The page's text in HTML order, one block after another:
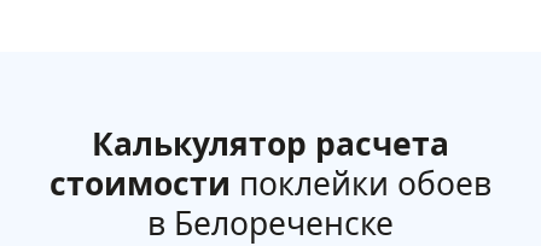
Калькулятор расчета
стоимости поклейки обоев
в Белореченске